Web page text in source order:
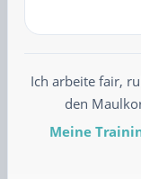
Ich arbeite fair,
den
Meine